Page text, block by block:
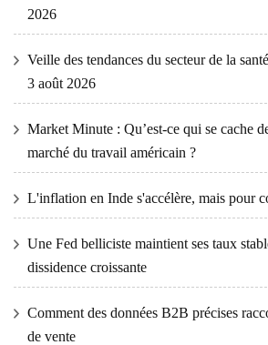
2026
Veille des tendances du secteur de la
3 août 2026
Market Minute : Qu’est-ce qui se cache
marché du travail américain ?
L'inflation en Inde s'accélère, mais pour
Une Fed belliciste maintient ses taux
dissidence croissante
Comment des données B2B précises
de vente